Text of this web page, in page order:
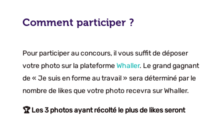
Comment participer ?
Pour participer au concours, il vous suffit de déposer
votre photo sur la plateformeWhaller. Le grand gagnant
de « Je suis en forme au travail » sera déterminé par le
nombre de likes que votre photo recevra sur Whaller.
🏆 Les 3 photos ayant récolté le plus de likes seront